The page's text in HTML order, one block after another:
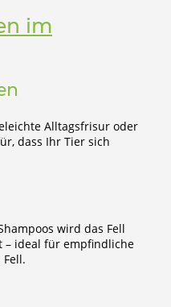
im
Alltagsfrisur oder
dass Ihr Tier sich
wird das Fell
ideal für empfindliche